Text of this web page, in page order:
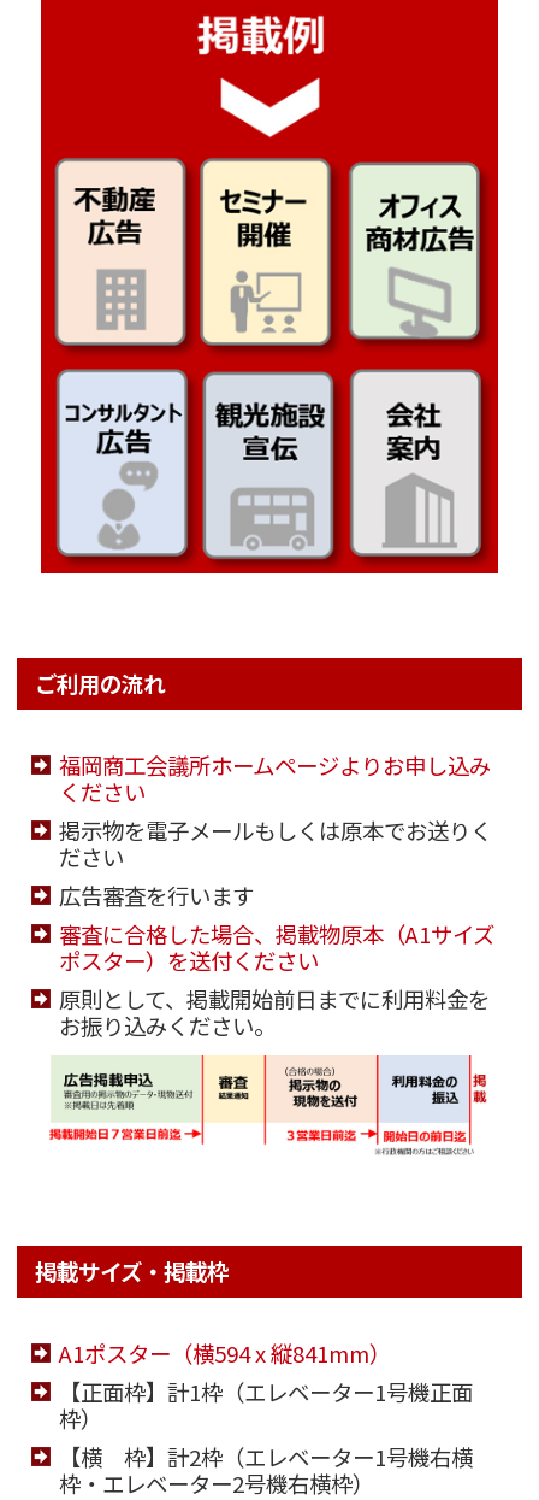
ご利用の流れ
福岡商工会議所ホームページよりお申し込み
ください
掲示物を電子メールもしくは原本でお送りく
ださい
広告審査を行います
審査に合格した場合、掲載物原本（A1サイズ
ポスター）を送付ください
原則として、掲載開始前日までに利用料金を
お振り込みください。
掲載サイズ・掲載枠
A1ポスター（横594 x 縦841mm）
【正面枠】計1枠（エレベーター1号機正面
枠）
【横 枠】計2枠（エレベーター1号機右横
枠・エレベーター2号機右横枠）